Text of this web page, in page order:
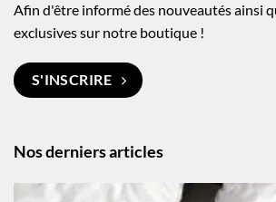
Nos derniers articles
Afin d'être informé des nouveautés ainsi
exclusives sur notre boutique !
S'INSCRIRE